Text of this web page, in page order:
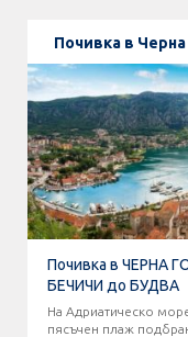
Почивка в
Почивка в ЧЕРНА
БЕЧИЧИ до БУДВА
На Адриатическо
пясъчен плаж